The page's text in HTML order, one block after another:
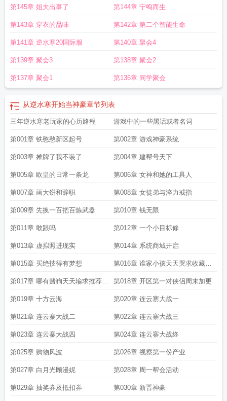
开局职业逆水寒我来了 穿越在逆水寒的武侠网游逆水寒从龙逆水寒
开始当神豪笔趣阁 主角玩逆水寒游戏氪金的逆水寒之神豪系统 逆水寒系统
第145章 姐夫出事了 第144章 宁鸣而生
第143章 穿衣的品味 第142章 第二个智能生命
第141章 逆水寒20国际服 第140章 聚会4
第139章 聚会3 第138章 聚会2
第137章 聚会1 第136章 同学聚会
从逆水寒开始当神豪章节列表
三年逆水寒老玩家的心历路程 游戏中的一些黑话或者名词
第001章 铁憨憨新区起号 第002章 游戏神豪系统
第003章 摊牌了我不装了 第004章 建帮号天下
第005章 欧皇的日常一条龙 第006章 女神和她的工具人
第007章 画大饼和辞职 第008章 女徒弟与淬力戒指
第009章 先换一百把百炼武器 第010章 钱无限
第011章 敢跟吗 第012章 一个小目标修
第013章 虚拟照进现实 第014章 系统商城开启
第015章 买绝技得有梦想 第016章 谁家小孩天天哭求收藏求
推荐
第017章 哪有赌狗天天输求推荐求
打赏
第018章 开区第一对侠侣周末加更
第019章 十方云海 第020章 连云寨大战一
第021章 连云寨大战二 第022章 连云寨大战三
第023章 连云寨大战四 第024章 连云寨大战终
第025章 购物风波 第026章 视察第一份产业
第027章 白月光顾漫妮 第028章 周一帮会活动
第029章 抽奖券及抵扣券 第030章 新晋神豪